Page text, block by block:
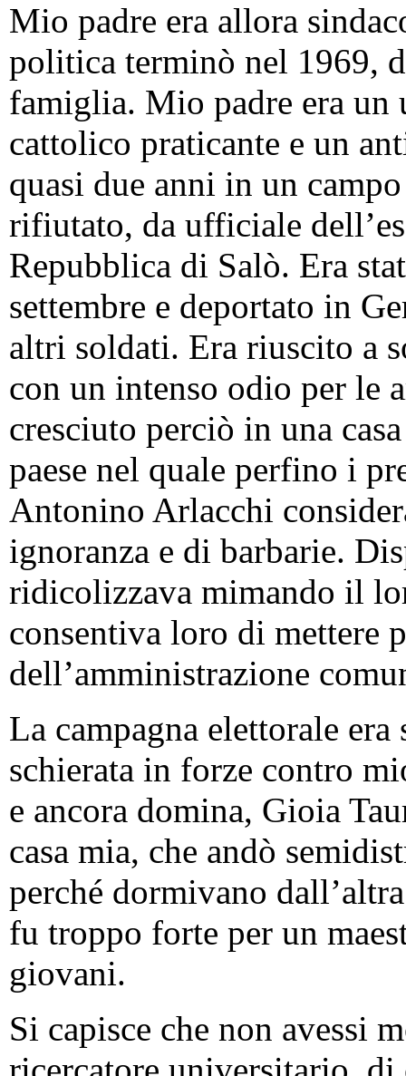
Mio padre era allora
politica terminò nel 1969,
famiglia. Mio padre era un
cattolico praticante e un
quasi due anni in un
rifiutato, da ufficiale
Repubblica di Salò. Era
settembre e deportato in
altri soldati. Era riuscito a
con un intenso odio per le
cresciuto perciò in una
paese nel quale perfino i
Antonino Arlacchi
ignoranza e di barbarie.
ridicolizzava mimando il
consentiva loro di mettere
dell’amministrazione
La campagna elettorale
schierata in forze contro
e ancora domina, Gioia
casa mia, che andò
perché dormivano
fu troppo forte per un
giovani.
Si capisce che non avessi